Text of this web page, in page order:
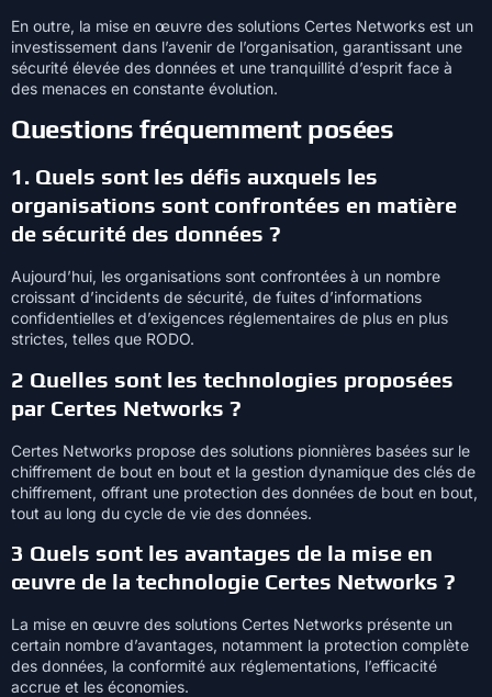
En outre, la mise en œuvre des solutions Certes Networks est un
investissement dans l’avenir de l’organisation, garantissant une
sécurité élevée des données et une tranquillité d’esprit face à
des menaces en constante évolution.
Questions fréquemment posées
1. Quels sont les défis auxquels les
organisations sont confrontées en matière
de sécurité des données ?
Aujourd’hui, les organisations sont confrontées à un nombre
croissant d’incidents de sécurité, de fuites d’informations
confidentielles et d’exigences réglementaires de plus en plus
strictes, telles que RODO.
2 Quelles sont les technologies proposées
par Certes Networks ?
Certes Networks propose des solutions pionnières basées sur le
chiffrement de bout en bout et la gestion dynamique des clés de
chiffrement, offrant une protection des données de bout en bout,
tout au long du cycle de vie des données.
3 Quels sont les avantages de la mise en
œuvre de la technologie Certes Networks ?
La mise en œuvre des solutions Certes Networks présente un
certain nombre d’avantages, notamment la protection complète
des données, la conformité aux réglementations, l’efficacité
accrue et les économies.